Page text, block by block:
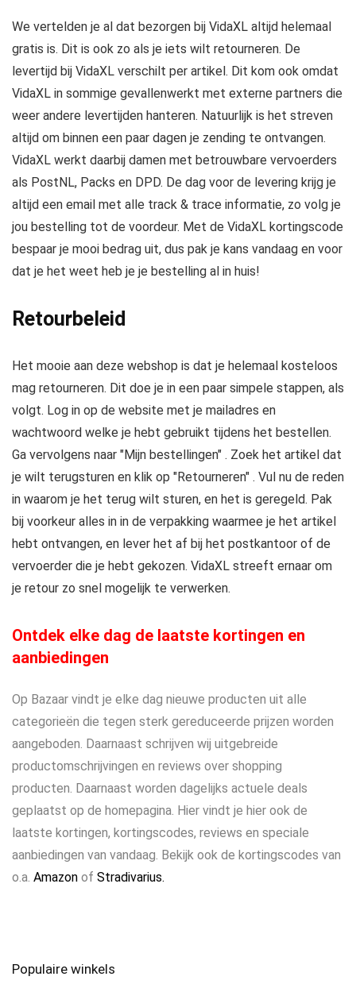
We vertelden je al dat bezorgen bij VidaXL altijd helemaal
gratis is. Dit is ook zo als je iets wilt retourneren. De
levertijd bij VidaXL verschilt per artikel. Dit kom ook omdat
VidaXL in sommige gevallenwerkt met externe partners die
weer andere levertijden hanteren. Natuurlijk is het streven
altijd om binnen een paar dagen je zending te ontvangen.
VidaXL werkt daarbij damen met betrouwbare vervoerders
als PostNL, Packs en DPD. De dag voor de levering krijg je
altijd een email met alle track & trace informatie, zo volg je
jou bestelling tot de voordeur. Met de VidaXL kortingscode
bespaar je mooi bedrag uit, dus pak je kans vandaag en voor
dat je het weet heb je je bestelling al in huis!
Retourbeleid
Het mooie aan deze webshop is dat je helemaal kosteloos
mag retourneren. Dit doe je in een paar simpele stappen, als
volgt. Log in op de website met je mailadres en
wachtwoord welke je hebt gebruikt tijdens het bestellen.
Ga vervolgens naar "Mijn bestellingen" . Zoek het artikel dat
je wilt terugsturen en klik op "Retourneren" . Vul nu de reden
in waarom je het terug wilt sturen, en het is geregeld. Pak
bij voorkeur alles in in de verpakking waarmee je het artikel
hebt ontvangen, en lever het af bij het postkantoor of de
vervoerder die je hebt gekozen. VidaXL streeft ernaar om
je retour zo snel mogelijk te verwerken.
Ontdek elke dag de laatste kortingen en
aanbiedingen
Op Bazaar vindt je elke dag nieuwe producten uit alle
categorieën die tegen sterk gereduceerde prijzen worden
aangeboden. Daarnaast schrijven wij uitgebreide
productomschrijvingen en reviews over shopping
producten. Daarnaast worden dagelijks actuele deals
geplaatst op de homepagina. Hier vindt je hier ook de
laatste kortingen, kortingscodes, reviews en speciale
aanbiedingen van vandaag. Bekijk ook de kortingscodes van
o.a. Amazon of Stradivarius.
Populaire winkels